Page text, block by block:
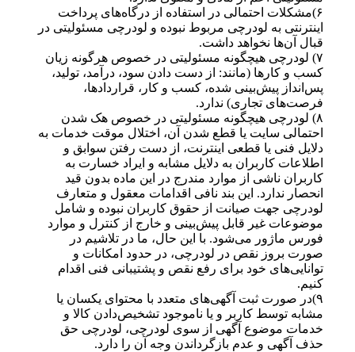
۶)مشکلات احتمالی در استفاده از درگاه‌های پرداخت
اینترنتی به لودرچی مربوط نبوده و لودرچی مسئولیتی در
قبال آن‌ها نخواهد داشت.
۷) لودرچی هیچگونه مسئولیتی در خصوص هرگونه زیان
کسب و کارها (مانند: از دست دادن سود، درآمد، تولید،
پس‌انداز پیش‌بینی شده، کسب و کار، قراردادها،
فرصت‌های تجاری) ندارد.
۸) لودرچی هیچگونه مسئولیتی در خصوص هک شدن
احتمالی سایت یا قطع شدن آن، اختلال موقت خدمات به
دلایل فنی یا قطعی اینترنت، از دست رفتن سوابق و
اطلاعات کاربران به دلایل مشابه و ایراد خسارت به
کاربران ناشی از موارد مندرج در این ماده بدون قید
انحصار ندارد. این بند نافی اقدامات معقول و متعارف
لودرچی جهت صیانت از حقوق کاربران نبوده و شامل
موضوعات غیر قابل پیش‌بینی و خارج از کنترل و موارد
فورس ماژور می‌شود. با این حال، ما در تلاشیم در
صورت بروز نقص در لودرچی، در حدود امکانات و
توانایی‌های خود برای رفع نقص و پشتیبانی فنی اقدام
کنیم.
۹)در صورت ثبت آگهی‌های متعدد با محتوای یکسان یا
مشابه توسط کاربر و یا ناموجود تشخیص‌دادن کالا و
خدمات موضوع آگهی از سوی لودرچی، لودرچی حق
حذف آگهی و عدم بازگرداندن وجه آن را دارد.